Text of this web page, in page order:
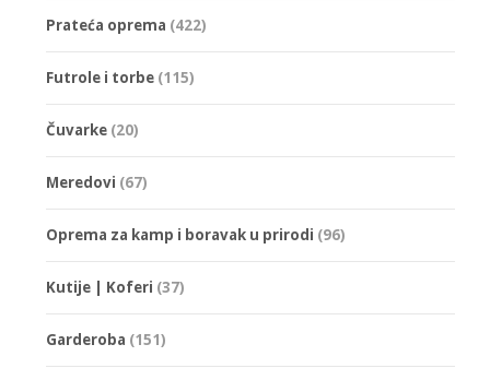
Prateća oprema (422)
Futrole i torbe (115)
Čuvarke (20)
Meredovi (67)
Oprema za kamp i boravak u prirodi (96)
Kutije | Koferi (37)
Garderoba (151)